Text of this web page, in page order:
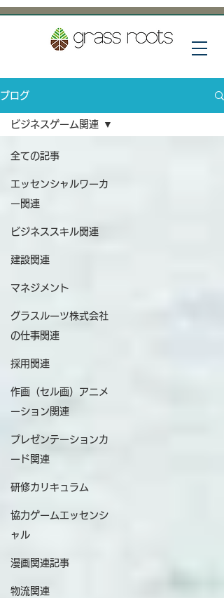
ブログ
全ての記事
エッセンシャルワーカ
ー関連
ビジネススキル関連
建設関連
マネジメント
グラスルーツ株式会社
の仕事関連
採用関連
作画（セル画）アニメ
ーション関連
プレゼンテーションカ
ード関連
研修カリキュラム
協力ゲームエッセンシ
ャル
漫画関連記事
物流関連
ビジネスゲーム関連